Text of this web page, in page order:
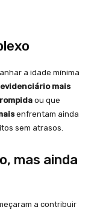
a idade mínima
mais
ou que
enfrentam ainda
sem atrasos.
mas ainda
a contribuir